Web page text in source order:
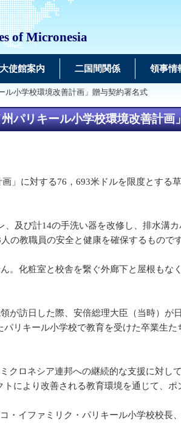
of Micronesia
大使館案内 二国間関係 領事情
ル小学校環境改善計画」贈与契約署名式
パリキール小学校環境改善計画
」に対する76，693米ドルを限度とす
及び計14の手洗い器を改修し、排水溝
の教職員の安全と健康を確保するものです
。化粧室と校舎を繋ぐ外廊下と屋根も
が訪日した際、安倍総理大臣（当時）
リキール小学校で教育を受けた卒業生
クロネシア連邦への継続的な支援に対
により改善される教育環境を通じて、
・イファミリク・パリキール小学校校